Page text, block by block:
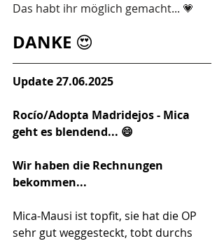
Das habt ihr möglich gemacht... 💗
DANKE 😍
Update 27.06.2025
Rocío/Adopta Madridejos - Mica
geht es blendend... 😄
Wir haben die Rechnungen
bekommen...
Mica-Mausi ist topfit, sie hat die OP
sehr gut weggesteckt, tobt durchs